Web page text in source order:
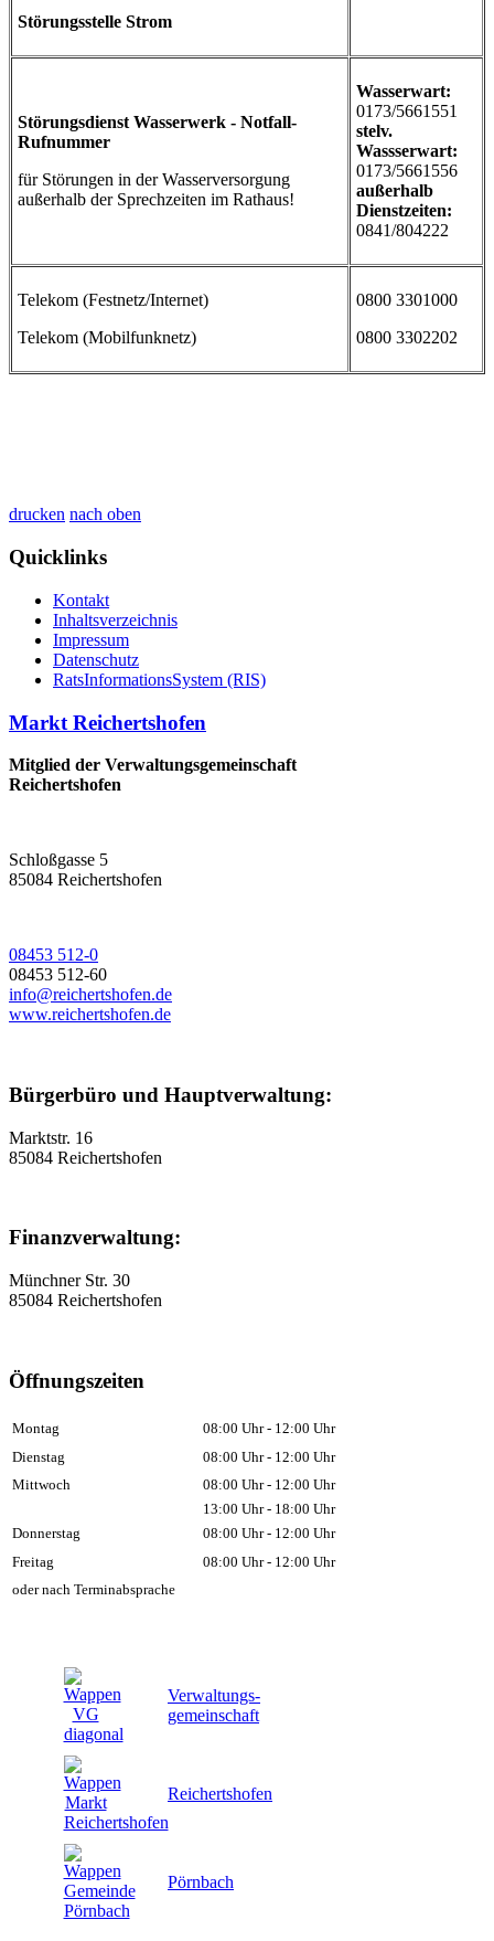
Störungsstelle Strom
Störungsdienst Wasserwerk - Notfall-
Rufnummer
für Störungen in der Wasserversorgung
außerhalb der Sprechzeiten im Rathaus!
Wasserwart:
0173/5661551
stelv.
Wassserwart:
0173/5661556
außerhalb
Dienstzeiten:
0841/804222
Telekom (Festnetz/Internet)
Telekom (Mobilfunknetz)
0800 3301000
0800 3302202
drucken nach oben
Quicklinks
Kontakt
Inhaltsverzeichnis
Impressum
Datenschutz
RatsInformationsSystem (RIS)
Markt Reichertshofen
Mitglied der Verwaltungsgemeinschaft
Reichertshofen
Schloßgasse 5
85084 Reichertshofen
08453 512-0
08453 512-60
info@reichertshofen.de
www.reichertshofen.de
Bürgerbüro und Hauptverwaltung:
Marktstr. 16
85084 Reichertshofen
Finanzverwaltung:
Münchner Str. 30
85084 Reichertshofen
Öffnungszeiten
Montag
08:00 Uhr - 12:00 Uhr
Dienstag
08:00 Uhr - 12:00 Uhr
Mittwoch
08:00 Uhr - 12:00 Uhr
13:00 Uhr - 18:00 Uhr
Donnerstag
08:00 Uhr - 12:00 Uhr
Freitag
08:00 Uhr - 12:00 Uhr
oder nach Terminabsprache
Verwaltungs-
gemeinschaft
Reichertshofen
Pörnbach